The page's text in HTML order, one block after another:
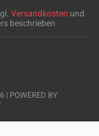
Versandkosten und
beschrieben
POWERED BY: